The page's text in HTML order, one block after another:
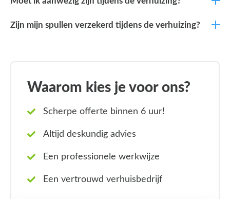
Zijn mijn spullen verzekerd tijdens de verhuizing?
Waarom kies je voor ons?
Scherpe offerte binnen 6 uur!
Altijd deskundig advies
Een professionele werkwijze
Een vertrouwd verhuisbedrijf